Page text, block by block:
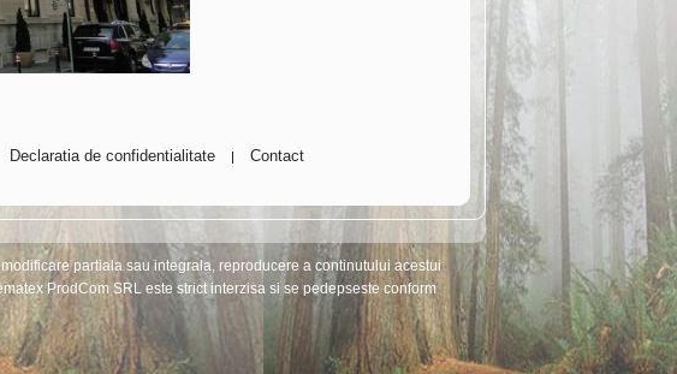
Declaratia de confidentialitate | Contact
partiala sau integrala, reproducere a continutului acestui
ProdCom SRL este strict interzisa si se pedepseste conform